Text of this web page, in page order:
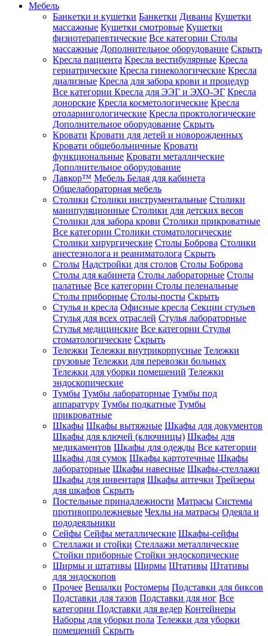
Мебель
Банкетки и кушетки Банкетки Диваны Кушетки
массажные Кушетки смотровые Кушетки
физиотерапевтические Все категории Столы
массажные Дополнительное оборудование Скрыть
Кресла пациента Кресла вестибулярные Кресла
гериатрические Кресла гинекологические Кресла
диализные Кресла для забора крови и процедур
Все категории Кресла для ЭЭГ и ЭХО-ЭГ Кресла
донорские Кресла косметологические Кресла
отоларингологические Кресла проктологические
Дополнительное оборудование Скрыть
Кровати Кровати для детей и новорожденных
Кровати общебольничные Кровати
функциональные Кровати металлические
Дополнительное оборудование
Лавкор™ Мебель Белая для кабинета
Общелабораторная мебель
Столики Столики инструментальные Столики
манипуляционные Столики для детских весов
Столики для забора крови Столики прикроватные
Все категории Столики стоматологические
Столики хирургические Столы Боброва Столики
анестезиолога и реаниматолога Скрыть
Столы Надстройки для столов Столы Боброва
Столы для кабинета Столы лабораторные Столы
палатные Все категории Столы пеленальные
Столы приборные Столы-посты Скрыть
Стулья и кресла Офисные кресла Секции стульев
Стулья для всех отраслей Стулья лабораторные
Стулья медицинские Все категории Стулья
стоматологические Скрыть
Тележки Тележки внутрикорпусные Тележки
грузовые Тележки для перевозки больных
Тележки для уборки помещений Тележки
эндоскопические
Тумбы Тумбы лабораторные Тумбы под
аппаратуру Тумбы подкатные Тумбы
прикроватные
Шкафы Шкафы вытяжные Шкафы для документов
Шкафы для ключей (ключницы) Шкафы для
медикаментов Шкафы для одежды Все категории
Шкафы для сумок Шкафы картотечные Шкафы
лабораторные Шкафы навесные Шкафы-стеллажи
Шкафы для инвентаря Шкафы аптечки Трейзеры
для шкафов Скрыть
Постельные принадлежности Матрасы Системы
противопролежневые Чехлы на матрасы Одеяла и
пододеяльники
Сейфы Сейфы металлические Шкафы-сейфы
Стеллажи и стойки Стеллажи металлические
Стойки приборные Стойки эндоскопические
Ширмы и штативы Ширмы Штативы Штативы
для эндоскопов
Прочее Вешалки Ростомеры Подставки для биксов
Подставки для тазов Подставки для ног Все
категории Подставки для ведер Контейнеры
Наборы для уборки пола Тележки для уборки
помещений Скрыть